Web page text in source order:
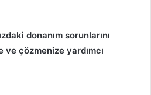
donanım sorunlarını
çözmenize yardımcı